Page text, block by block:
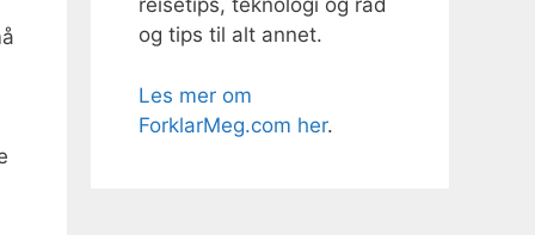
reisetips, teknologi og råd
og tips til alt annet.
Les mer om
ForklarMeg.com her.